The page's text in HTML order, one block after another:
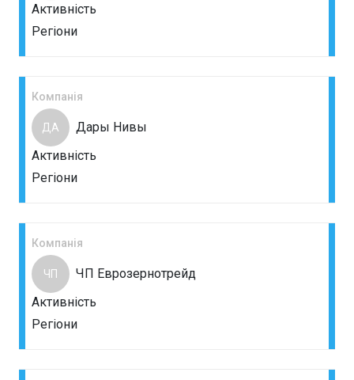
Активність
Регіони
Компанія
ДА
Дары Нивы
Активність
Регіони
Компанія
ЧП
ЧП Еврозернотрейд
Активність
Регіони